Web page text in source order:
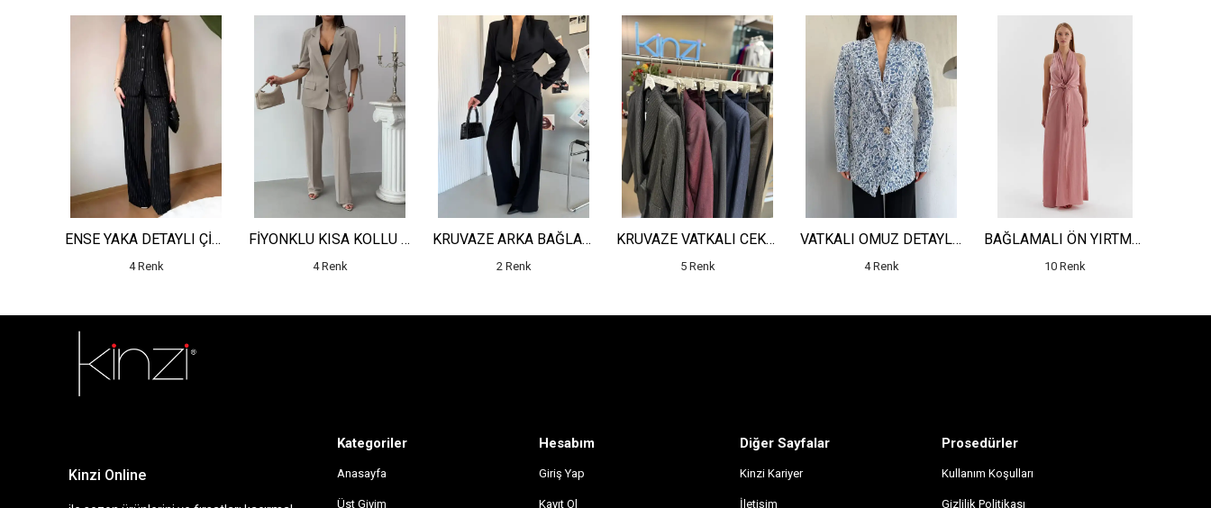
ENSE YAKA DETAYLI ÇİZGİLİ YELEK - YÜKSEK BEL DETAYLI ÇİZGİLİ PANTOLON
4 Renk
FİYONKLU KISA KOLLU CEKET - YÜKSEK BEL SALAŞ PANTOLON
4 Renk
KRUVAZE ARKA BAĞLAMALI MİNİ CEKET - YÜKSEK BEL PİLELİ DETAYLI SALAŞ PANTOLON
2 Renk
KRUVAZE VATKALI CEKET - YÜKSEK BEL ÇİZGİLİ PANTOLON
5 Renk
VATKALI OMUZ DETAYLI JAKARLI UZUN CEKET
4 Renk
BAĞLAMALI ÖN YIRTMAÇ DETAYLI DESENLİ ELBİSE
10 Renk
Kategoriler
Anasayfa
Üst Giyim
Hesabım
Giriş Yap
Kayıt Ol
Diğer Sayfalar
Kinzi Kariyer
İletişim
Prosedürler
Kullanım Koşulları
Gizlilik Politikası
Kinzi Online